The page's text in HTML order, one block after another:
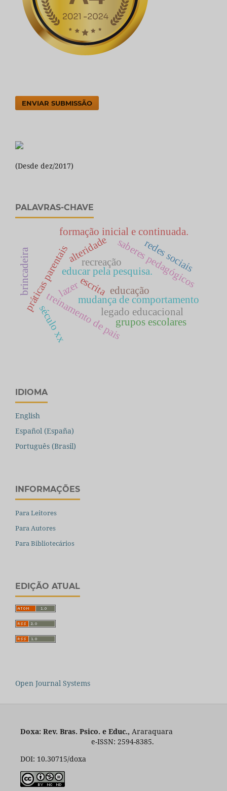
ENVIAR SUBMISSÃO
(Desde dez/2017)
PALAVRAS-CHAVE
mudança de comportamento
treinamento de pais
práticas parentais escrita
educar pela pesquisa.saberes pedagógicos
formação inicial e continuada.
legado educacional
século xx grupos escolares
brincadeira lazer
recreação redes sociais
alteridade
educação
IDIOMA
English
Español (España)
Português (Brasil)
INFORMAÇÕES
Para Leitores
Para Autores
Para Bibliotecários
EDIÇÃO ATUAL
Open Journal Systems
Doxa: Rev. Bras. Psico. e Educ., Araraquara
e-ISSN: 2594-8385.
DOI: 10.30715/doxa